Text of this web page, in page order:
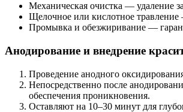
Механическая очистка — удаление
Щелочное или кислотное
Промывка и обезжиривание —
Анодирование и внедрение
Проведение анодного
Непосредственно после
обеспечения проникновения.
Оставляют на 10–30 минут для